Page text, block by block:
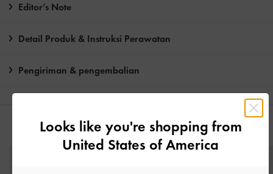
Editor’s Note
Detail Produk & Instruksi Perawatan
Pengiriman & pengembalian
ANDA MUNGKIN JUGA MENYUKAI
Looks like you're shopping from
United States of America